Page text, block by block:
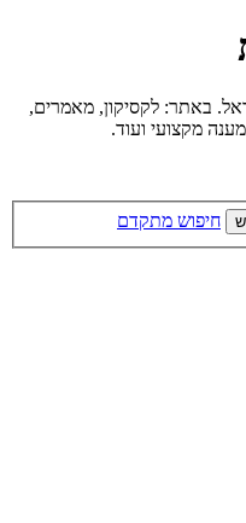
באתר: לקסיקון, מאמרים,
מקצועי ועוד.
חיפוש מתקדם